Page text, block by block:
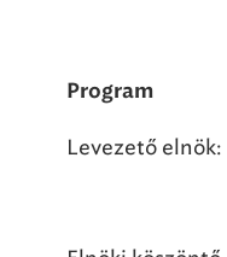
Program
Levezető elnök: